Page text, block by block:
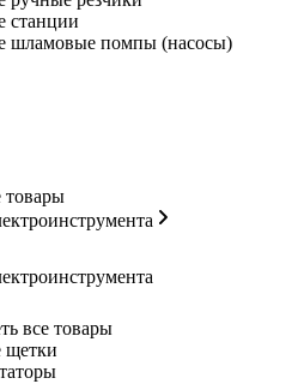
станции
шламовые помпы (насосы)
товары
все товары
щетки